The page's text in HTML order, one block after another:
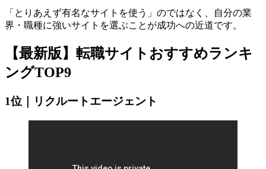
「とりあえず有名なサイトを使う」のではなく、自分の業
界・職種に強いサイトを選ぶことが成功への近道です。
【最新版】転職サイトおすすめランキ
ングTOP9
1位｜リクルートエージェント